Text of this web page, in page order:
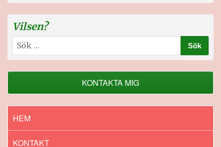
Vilsen?
Sök
efter:
KONTAKTA MIG
HEM
KONTAKT